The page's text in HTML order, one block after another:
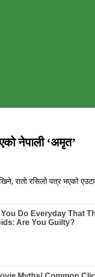
नेपाली ‘अमृत’
रातो रसिलो पत्र भएको